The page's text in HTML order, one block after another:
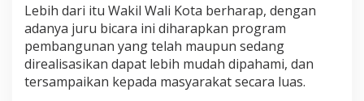
Lebih dari itu Wakil Wali Kota berharap, dengan
adanya juru bicara ini diharapkan program
pembangunan yang telah maupun sedang
direalisasikan dapat lebih mudah dipahami, dan
tersampaikan kepada masyarakat secara luas.